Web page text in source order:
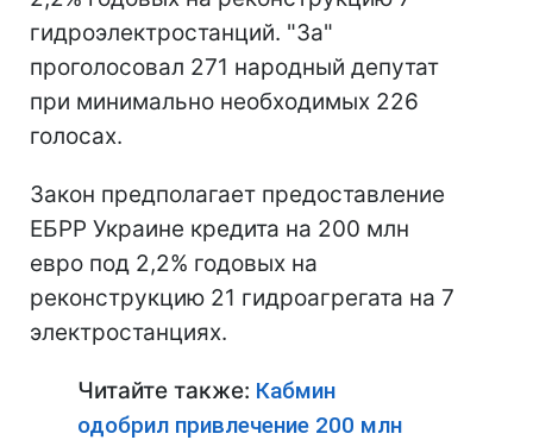
гидроэлектростанций. "За"
проголосовал 271 народный депутат
при минимально необходимых 226
голосах.
Закон предполагает предоставление
ЕБРР Украине кредита на 200 млн
евро под 2,2% годовых на
реконструкцию 21 гидроагрегата на 7
электростанциях.
Читайте также: Кабмин
одобрил привлечение 200 млн